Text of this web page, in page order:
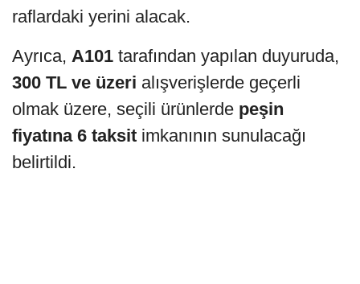
raflardaki yerini alacak.
Ayrıca, A101 tarafından yapılan duyuruda,
300 TL ve üzeri alışverişlerde geçerli
olmak üzere, seçili ürünlerde peşin
fiyatına 6 taksit imkanının sunulacağı
belirtildi.